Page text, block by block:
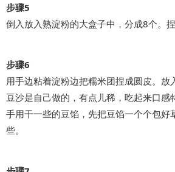
步骤5
倒入放入熟淀粉的大盒子中，分成8个。捏
步骤6
用手边粘着淀粉边把糯米团捏成圆皮。
豆沙是自己做的，有点儿稀，吃起来口
手用干一些的豆馅，先把豆馅一个个包好
些。